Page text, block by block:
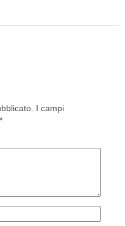
I campi
*